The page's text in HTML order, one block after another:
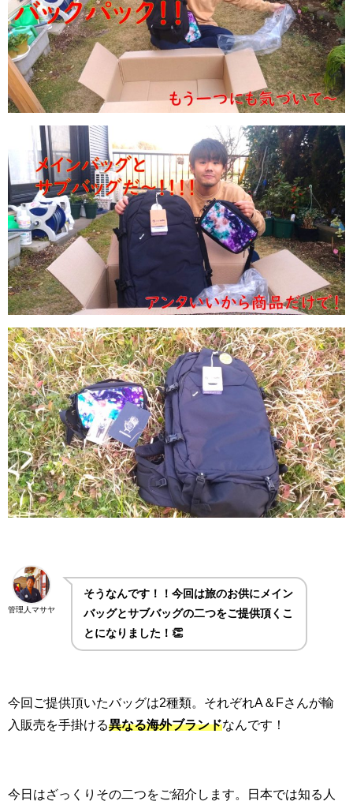
管理人マサヤ
そうなんです！！今回は旅のお供にメイン
バッグとサブバッグの二つをご提供頂くこ
とになりました！👏
今回ご提供頂いたバッグは2種類。それぞれA＆Fさんが輸
入販売を手掛ける異なる海外ブランドなんです！
今日はざっくりその二つをご紹介します。日本では知る人